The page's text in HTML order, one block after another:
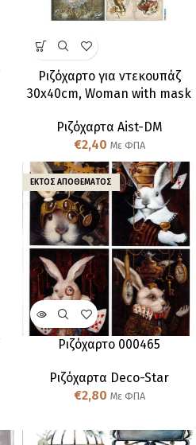
Ριζόχαρτo για ντεκουπάζ
30x40cm, Woman with mask
Ριζόχαρτα Aist-DM
€2,40 Με ΦΠΑ
ΕΚΤΌΣ ΑΠΟΘΈΜΑΤΟΣ
Ριζόχαρτο 000465
Ριζόχαρτα Deco-Star
€2,80 Με ΦΠΑ